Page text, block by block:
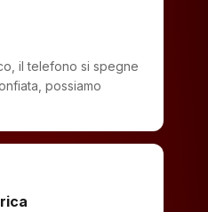
il telefono si spegne
possiamo